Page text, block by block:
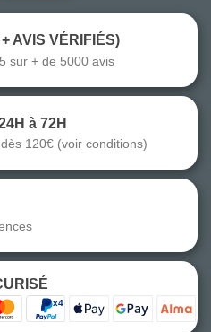
AVIS VÉRIFIÉS)
sur + de 5000 avis
à 72H
120€ (voir conditions)